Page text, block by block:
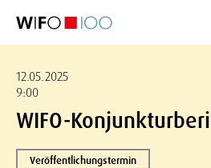
12.05.2025
9:00
WIFO-
Veröffentlichungstermin